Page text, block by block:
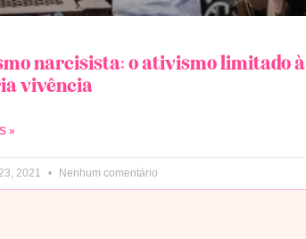
narcisista: o ativismo limitado à
vivência
»
2021 Nenhum comentário